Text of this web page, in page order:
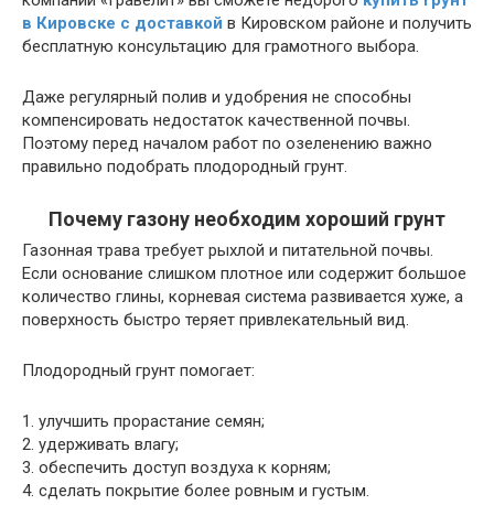
в Кировске с доставкой в Кировском районе и получить
бесплатную консультацию для грамотного выбора.
Даже регулярный полив и удобрения не способны
компенсировать недостаток качественной почвы.
Поэтому перед началом работ по озеленению важно
правильно подобрать плодородный грунт.
Почему газону необходим хороший грунт
Газонная трава требует рыхлой и питательной почвы.
Если основание слишком плотное или содержит большое
количество глины, корневая система развивается хуже, а
поверхность быстро теряет привлекательный вид.
Плодородный грунт помогает:
1. улучшить прорастание семян;
2. удерживать влагу;
3. обеспечить доступ воздуха к корням;
4. сделать покрытие более ровным и густым.